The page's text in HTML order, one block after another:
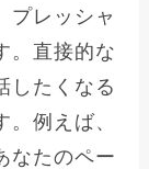
プレッシャ
。直接的な
したくなる
例えば、
なたのペー